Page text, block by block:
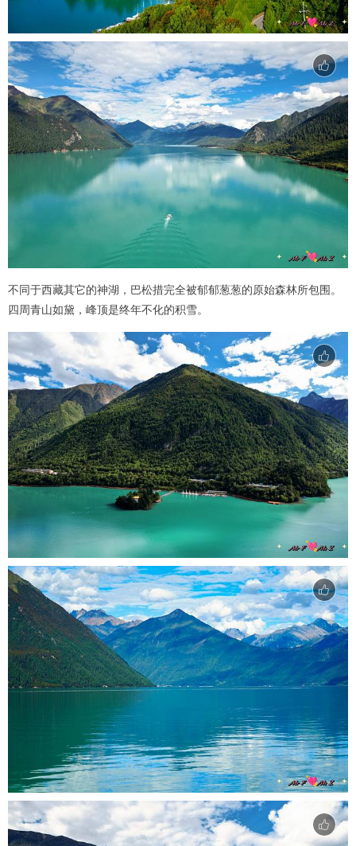
不同于西藏其它的神湖，巴松措完全被郁郁葱葱的原始森林所包围。
四周青山如黛，峰顶是终年不化的积雪。